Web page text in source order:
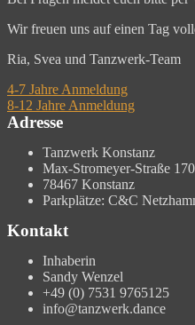
Wir freuen uns auf einen Tag
Ria, Svea und Tanzwerk-Team
4-7 Jahre Anmeldung
8-12 Jahre Anmeldung
ADTV Kindertanzlehrerin
ADTV Kindertanzlehrerin
Adresse
Tanzwerk Konstanz
Max-Stromeyer-Straße
78467 Konstanz
Parkplätze: C&C
Kontakt
Inhaberin
Sandy Wenzel
+49 (0) 7531 9765125
info@tanzwerk.dance